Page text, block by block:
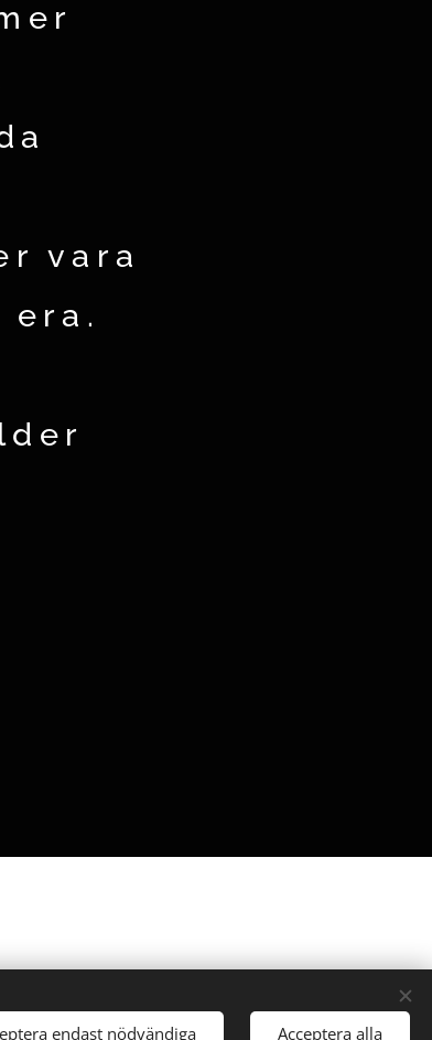
vara
era.
endast nödvändiga Acceptera alla